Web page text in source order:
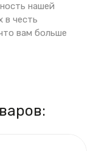
нашей
в честь
вам больше